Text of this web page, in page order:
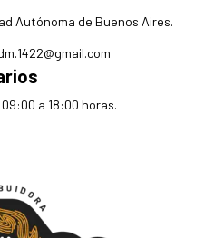
Autónoma de Buenos Aires.
a 18:00 horas.